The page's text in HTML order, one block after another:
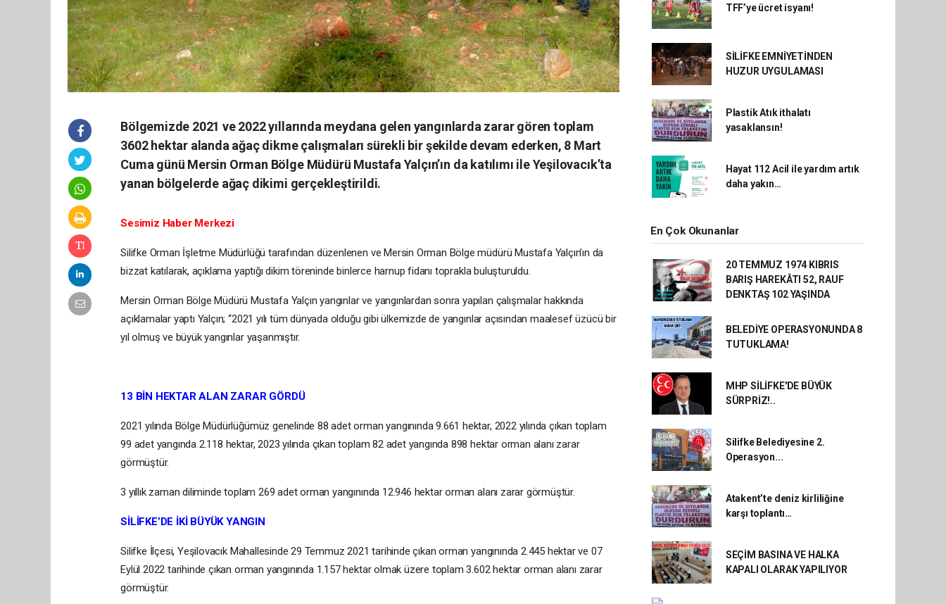
Bölgemizde 2021 ve 2022 yıllarında meydana gelen yangınlarda zarar gören toplam
3602 hektar alanda ağaç dikme çalışmaları sürekli bir şekilde devam ederken, 8 Mart
Cuma günü Mersin Orman Bölge Müdürü Mustafa Yalçın’ın da katılımı ile Yeşilovacık’ta
yanan bölgelerde ağaç dikimi gerçekleştirildi.
Sesimiz Haber Merkezi
Silifke Orman İşletme Müdürlüğü tarafından düzenlenen ve Mersin Orman Bölge müdürü Mustafa Yalçın’ın da
bizzat katılarak, açıklama yaptığı dikim töreninde binlerce harnup fidanı toprakla buluşturuldu.
Mersin Orman Bölge Müdürü Mustafa Yalçın yangınlar ve yangınlardan sonra yapılan çalışmalar hakkında
açıklamalar yaptı Yalçın; “2021 yılı tüm dünyada olduğu gibi ülkemizde de yangınlar açısından maalesef üzücü bir
yıl olmuş ve büyük yangınlar yaşanmıştır.
13 BİN HEKTAR ALAN ZARAR GÖRDÜ
2021 yılında Bölge Müdürlüğümüz genelinde 88 adet orman yangınında 9.661 hektar, 2022 yılında çıkan toplam
99 adet yangında 2.118 hektar, 2023 yılında çıkan toplam 82 adet yangında 898 hektar orman alanı zarar
görmüştür.
3 yıllık zaman diliminde toplam 269 adet orman yangınında 12.946 hektar orman alanı zarar görmüştür.
SİLİFKE’DE İKİ BÜYÜK YANGIN
Silifke İlçesi, Yeşilovacık Mahallesinde 29 Temmuz 2021 tarihinde çıkan orman yangınında 2.445 hektar ve 07
Eylül 2022 tarihinde çıkan orman yangınında 1.157 hektar olmak üzere toplam 3.602 hektar orman alanı zarar
görmüştür.
TFF’ye ücret isyanı!
SİLİFKE EMNİYETİNDEN
HUZUR UYGULAMASI
Plastik Atık ithalatı
yasaklansın!
Hayat 112 Acil ile yardım artık
daha yakın…
En Çok Okunanlar
20 TEMMUZ 1974 KIBRIS
BARIŞ HAREKÂTI 52, RAUF
DENKTAŞ 102 YAŞINDA
BELEDİYE OPERASYONUNDA 8
TUTUKLAMA!
MHP SİLİFKE'DE BÜYÜK
SÜRPRİZ!..
Silifke Belediyesine 2.
Operasyon...
Atakent’te deniz kirliliğine
karşı toplantı…
SEÇİM BASINA VE HALKA
KAPALI OLARAK YAPILIYOR